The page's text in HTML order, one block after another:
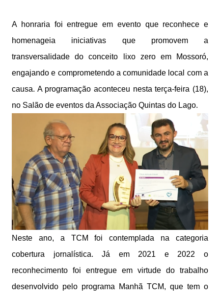
A honraria foi entregue em evento que reconhece e
homenageia iniciativas que promovem a
transversalidade do conceito lixo zero em Mossoró,
engajando e comprometendo a comunidade local com a
causa. A programação aconteceu nesta terça-feira (18),
no Salão de eventos da Associação Quintas do Lago.
Neste ano, a TCM foi contemplada na categoria
cobertura jornalística. Já em 2021 e 2022 o
reconhecimento foi entregue em virtude do trabalho
desenvolvido pelo programa Manhã TCM, que tem o